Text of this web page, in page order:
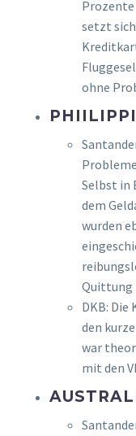
setzt
ohne
Selbst in
dem
wurden
Quittung
DKB:
den
war
mit den